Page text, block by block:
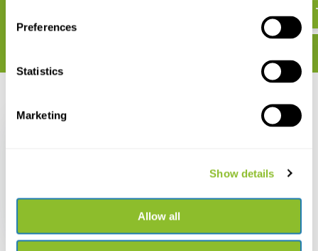
Preferences
Statistics
Marketing
Show details
Allow all